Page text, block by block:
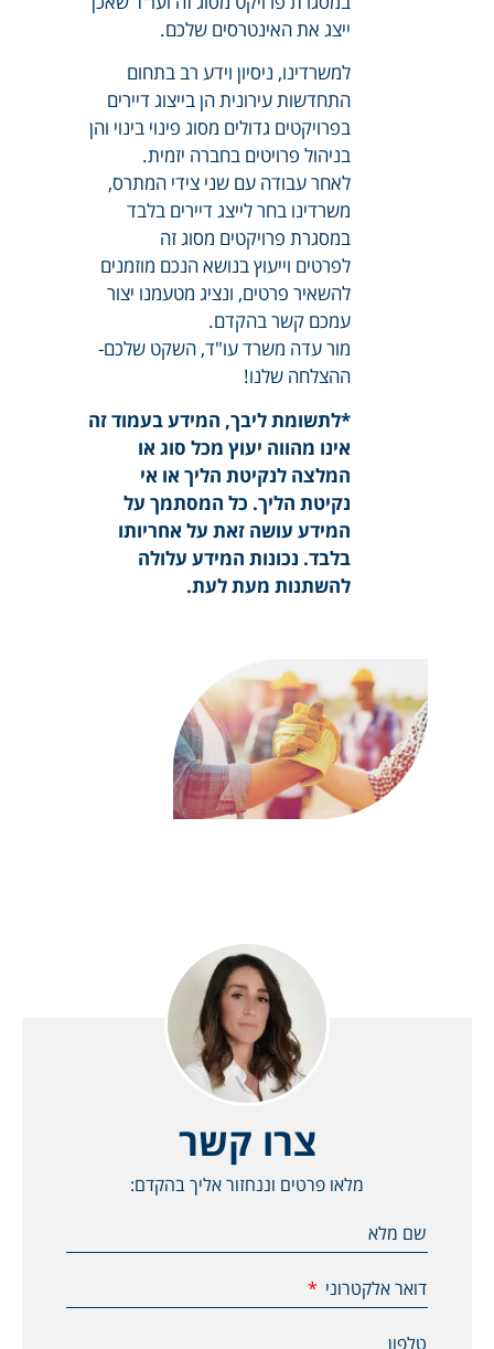
ייצג את האינטרסים שלכם.
למשרדינו, ניסיון וידע רב בתחום
התחדשות עירונית הן בייצוג דיירים
בפרויקטים גדולים מסוג פינוי בינוי והן
בניהול פרויטים בחברה יזמית.
לאחר עבודה עם שני צידי המתרס,
משרדינו בחר לייצג דיירים בלבד
במסגרת פרויקטים מסוג זה
לפרטים וייעוץ בנושא הנכם מוזמנים
להשאיר פרטים, ונציג מטעמנו יצור
עמכם קשר בהקדם.
מור עדה משרד עו"ד, השקט שלכם-
ההצלחה שלנו!
*לתשומת ליבך, המידע בעמוד זה
אינו מהווה יעוץ מכל סוג או
המלצה לנקיטת הליך או אי
נקיטת הליך. כל המסתמך על
המידע עושה זאת על אחריותו
בלבד. נכונות המידע עלולה
להשתנות מעת לעת.
צרו קשר
מלאו פרטים וננחזור אליך בהקדם:
שם מלא
דואר אלקטרוני
טלפון